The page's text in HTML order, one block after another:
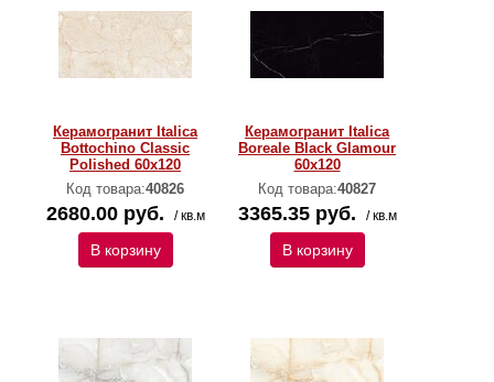
Керамогранит Italica
Bottochino Classic
Polished 60х120
Код товара:40826
2680.00 руб. / кв.м
В корзину
Керамогранит Italica
Boreale Black Glamour
60х120
Код товара:40827
3365.35 руб. / кв.м
В корзину